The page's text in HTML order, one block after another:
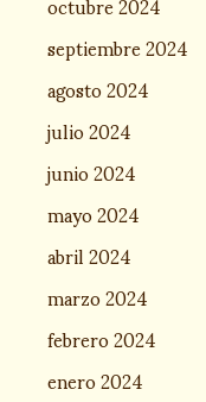
septiembre 2024
agosto 2024
julio 2024
junio 2024
mayo 2024
abril 2024
marzo 2024
febrero 2024
enero 2024